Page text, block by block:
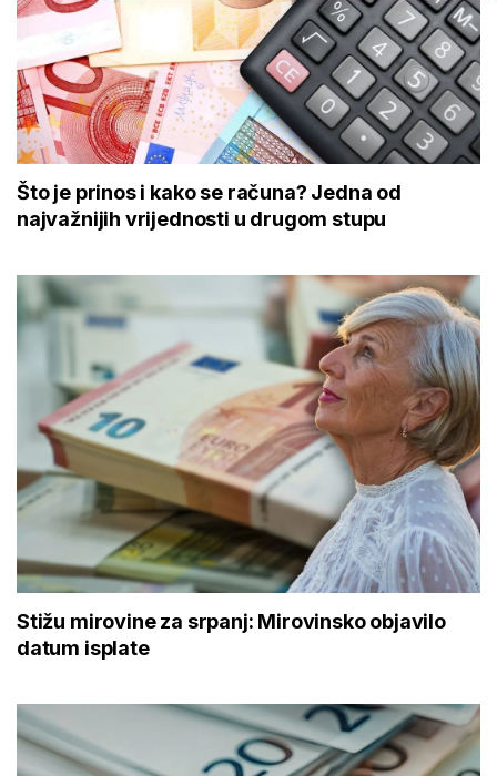
Što je prinos i kako se računa? Jedna od
najvažnijih vrijednosti u drugom stupu
Stižu mirovine za srpanj: Mirovinsko objavilo
datum isplate